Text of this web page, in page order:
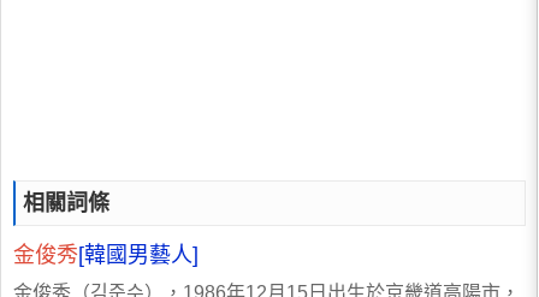
相關詞條
金俊秀[韓國男藝人]
金俊秀（김준수），1986年12月15日出生於京畿道高陽市，